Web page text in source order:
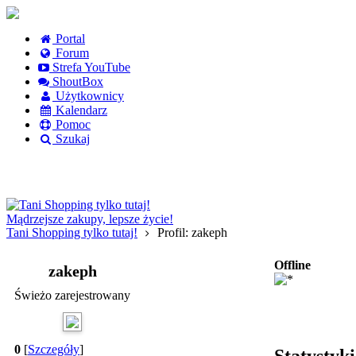
Portal
Forum
Strefa YouTube
ShoutBox
Użytkownicy
Kalendarz
Pomoc
Szukaj
Mądrzejsze zakupy, lepsze życie!
Tani Shopping tylko tutaj!
Profil: zakeph
zakeph
Świeżo zarejestrowany
0 [Szczegóły]
Offline